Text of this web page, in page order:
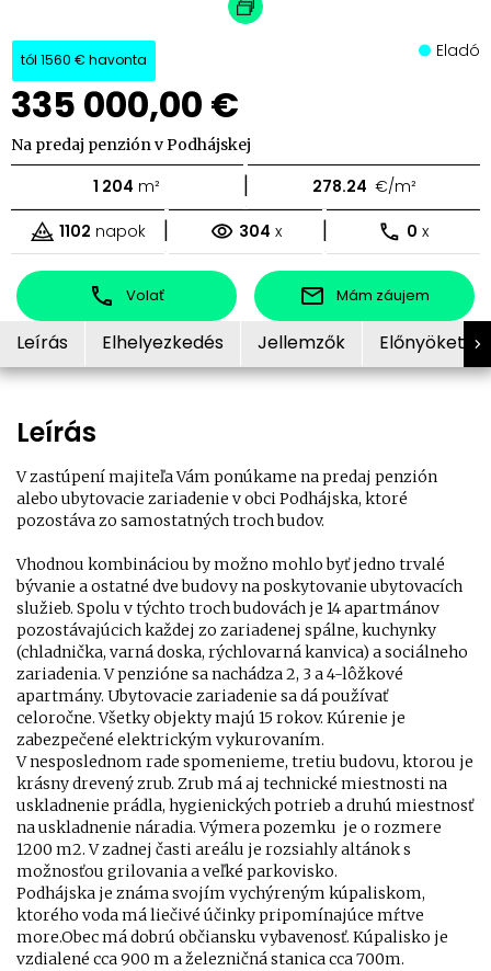
tól 1560 € havonta
335 000,00 €
Eladó
Na predaj penzión v Podhájskej
1 204 m² | 278.24 €/m²
1102 napok | 304 x | 0 x
Volať Mám záujem
Leírás Elhelyezkedés Jellemzők Előnyöket
Leírás
V zastúpení majiteľa Vám ponúkame na predaj penzión
alebo ubytovacie zariadenie v obci Podhájska, ktoré
pozostáva zo samostatných troch budov.
Vhodnou kombináciou by možno mohlo byť jedno trvalé
bývanie a ostatné dve budovy na poskytovanie ubytovacích
služieb. Spolu v týchto troch budovách je 14 apartmánov
pozostávajúcich každej zo zariadenej spálne, kuchynky
(chladnička, varná doska, rýchlovarná kanvica) a sociálneho
zariadenia. V penzióne sa nachádza 2, 3 a 4-lôžkové
apartmány. Ubytovacie zariadenie sa dá používať
celoročne. Všetky objekty majú 15 rokov. Kúrenie je
zabezpečené elektrickým vykurovaním.
V nesposlednom rade spomenieme, tretiu budovu, ktorou je
krásny drevený zrub. Zrub má aj technické miestnosti na
uskladnenie prádla, hygienických potrieb a druhú miestnosť
na uskladnenie náradia. Výmera pozemku je o rozmere
1200 m2. V zadnej časti areálu je rozsiahly altánok s
možnosťou grilovania a veľké parkovisko.
Podhájska je známa svojím vychýreným kúpaliskom,
ktorého voda má liečivé účinky pripomínajúce mŕtve
more.Obec má dobrú občiansku vybavenosť. Kúpalisko je
vzdialené cca 900 m a železničná stanica cca 700m.